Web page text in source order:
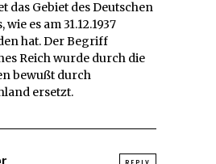
das Gebiet des Deutschen
wie es am 31.12.1937
hat. Der Begriff
Reich wurde durch die
bewußt durch
ersetzt.